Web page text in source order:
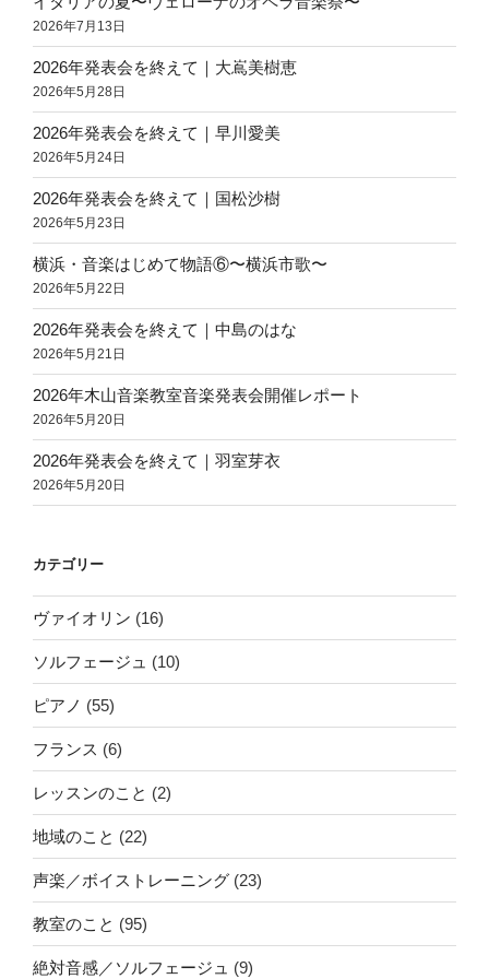
に！”
の
2026年7月13日
2026年発表会を終えて｜大嶌美樹恵
2026年5月28日
2026年発表会を終えて｜早川愛美
2026年5月24日
2026年発表会を終えて｜国松沙樹
2026年5月23日
横浜・音楽はじめて物語⑥〜横浜市歌〜
2026年5月22日
2026年発表会を終えて｜中島のはな
2026年5月21日
2026年木山音楽教室音楽発表会開催レポート
2026年5月20日
2026年発表会を終えて｜羽室芽衣
2026年5月20日
カテゴリー
ヴァイオリン (16)
ソルフェージュ (10)
ピアノ (55)
フランス (6)
レッスンのこと (2)
地域のこと (22)
声楽／ボイストレーニング (23)
教室のこと (95)
絶対音感／ソルフェージュ (9)